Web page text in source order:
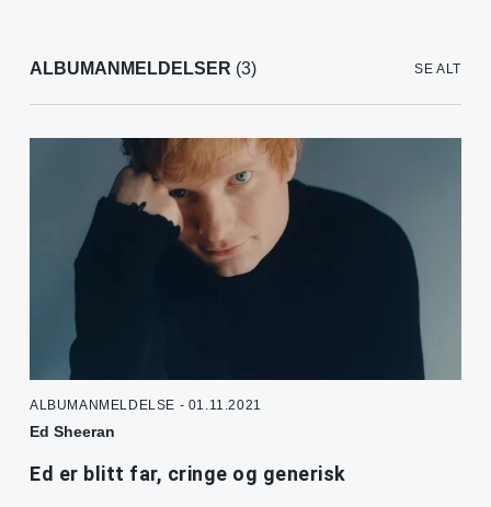
ALBUMANMELDELSER (3) SE ALT
ALBUMANMELDELSE - 01.11.2021
Ed Sheeran
Ed er blitt far, cringe og generisk